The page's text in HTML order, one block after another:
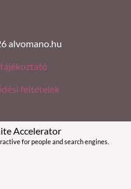
alvomano.hu
feltételek
Accelerator
for people and search engines.